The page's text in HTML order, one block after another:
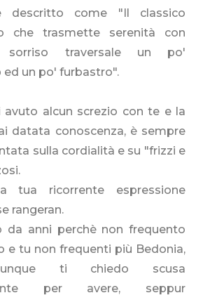
come "Il classico
che trasmette serenità con
traversale un po'
ed un po' furbastro".
avuto alcun screzio con te e la
datata conoscenza, è sempre
sulla cordialità e su "frizzi e
tua ricorrente espressione
rangeran.
da anni perchè non frequento
e tu non frequenti più Bedonia,
ti chiedo scusa
per avere, seppur